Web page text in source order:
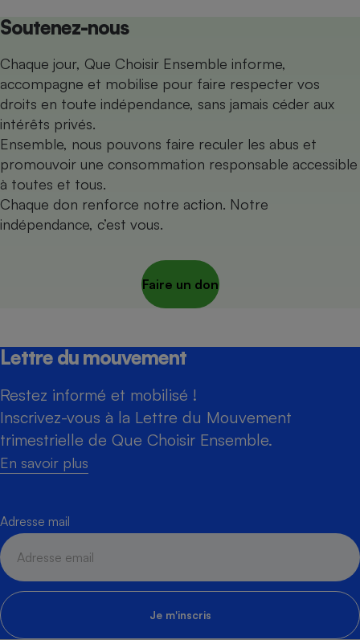
Soutenez-nous
Chaque jour, Que Choisir Ensemble informe,
accompagne et mobilise pour faire respecter vos
droits en toute indépendance, sans jamais céder aux
intérêts privés.
Ensemble, nous pouvons faire reculer les abus et
promouvoir une consommation responsable accessible
à toutes et tous.
Chaque don renforce notre action. Notre
indépendance, c’est vous.
Faire un don
Lettre du mouvement
Restez informé et mobilisé !
Inscrivez-vous à la Lettre du Mouvement
trimestrielle de Que Choisir Ensemble.
En savoir plus
Adresse mail
Je m'inscris